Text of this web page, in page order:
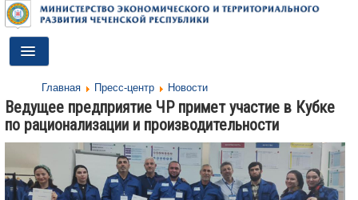
Toggle
Navigation
ДЕЯТЕЛЬНОСТЬ
О МИНИСТЕРСТВЕ
ДОКУМЕНТЫ
Главная Пресс-центр Новости
Ведущее предприятие ЧР примет участие в Кубке
по рационализации и производительности